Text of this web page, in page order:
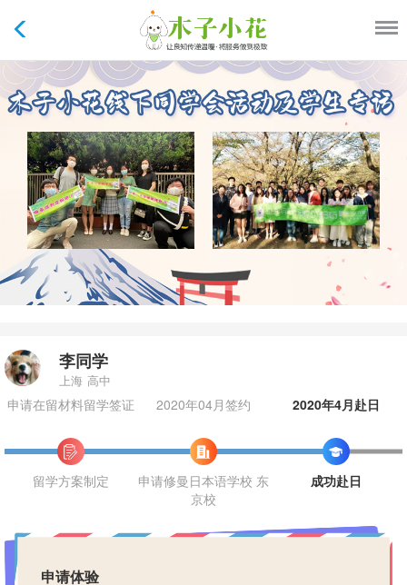
李同学
上海 高中
申请在留材料留学签证
留学方案制定
2020年04月签约
申请修曼日本语学校 东
京校
2020年4月赴日
成功赴日
申请体验